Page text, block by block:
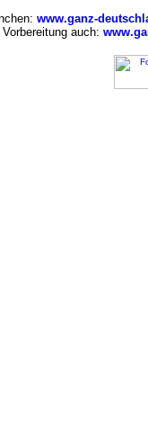
www.ganz-
Vorbereitung auch: